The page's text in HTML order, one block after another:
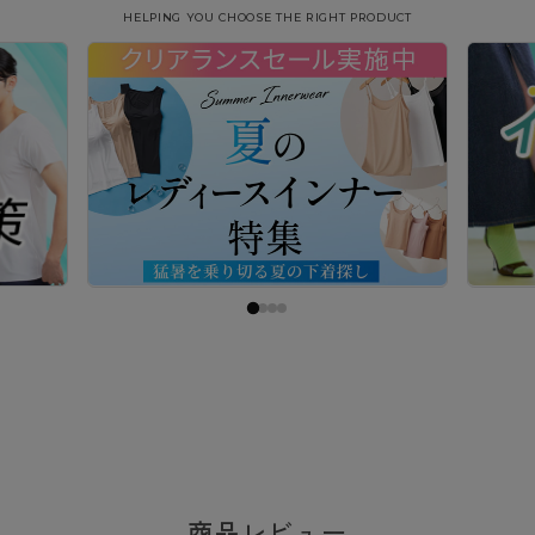
HELPING YOU CHOOSE THE RIGHT PRODUCT